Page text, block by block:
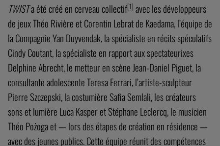
TWISTa été créé en cerveau collectif[1] avec les développeurs
de jeux Théo Rivière et Corentin Lebrat de Kaedama, l’équipe de
la Compagnie Yan Duyvendak, la spécialiste en récits spéculatifs
Cindy Coutant, la spécialiste en rapport aux spectateurixes
Delphine Abrecht, le metteur en scène Jean-Daniel Piguet, la
consultante adolescente Teresa Ferrari, l’artiste-sculpteur
Pierre Szczepski, la costumière Safia Semlali, les créateurs
sons et lumière Luca Kasper et Stéphane Leclercq, le musicien
Théo Pożoga et — lors des étapes de création en résidence —
avec des jeunes publics. Cette équipe réunit des compétences